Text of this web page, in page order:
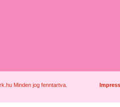
Minden jog fenntartva.